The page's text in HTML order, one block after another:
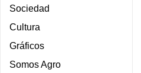
Sociedad
Cultura
Gráficos
Somos Agro